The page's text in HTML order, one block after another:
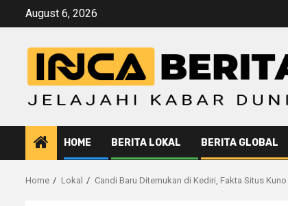
August 6, 2026
HOME BERITA LOKAL BERITA GLOBAL
Home Lokal Candi Baru Ditemukan di Kediri, Fakta Situs